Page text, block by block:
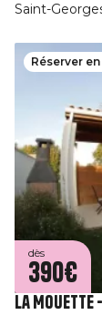
Saint-
Réserver
dès
390€
La Mouette